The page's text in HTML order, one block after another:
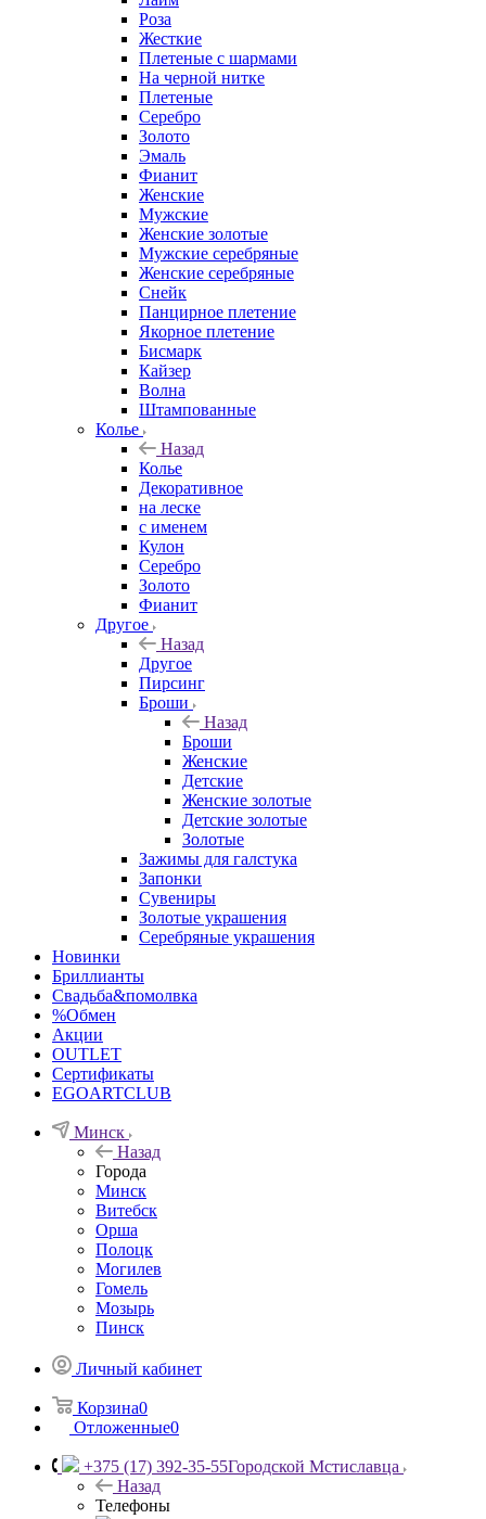
Роза
Жесткие
Плетеные с шармами
На черной нитке
Плетеные
Серебро
Золото
Эмаль
Фианит
Женские
Мужские
Женские золотые
Мужские серебряные
Женские серебряные
Снейк
Панцирное плетение
Якорное плетение
Бисмарк
Кайзер
Волна
Штампованные
Колье
Назад
Колье
Декоративное
на леске
с именем
Кулон
Серебро
Золото
Фианит
Другое
Назад
Другое
Пирсинг
Броши
Назад
Броши
Женские
Детские
Женские золотые
Детские золотые
Золотые
Зажимы для галстука
Запонки
Сувениры
Золотые украшения
Серебряные украшения
Новинки
Бриллианты
Свадьба&помолвка
%Обмен
Акции
OUTLET
Сертификаты
EGOARTCLUB
Минск
Назад
Города
Минск
Витебск
Орша
Полоцк
Могилев
Гомель
Мозырь
Пинск
Личный кабинет
Корзина0
Отложенные0
+375 (17) 392-35-55Городской Мстиславца
Назад
Телефоны